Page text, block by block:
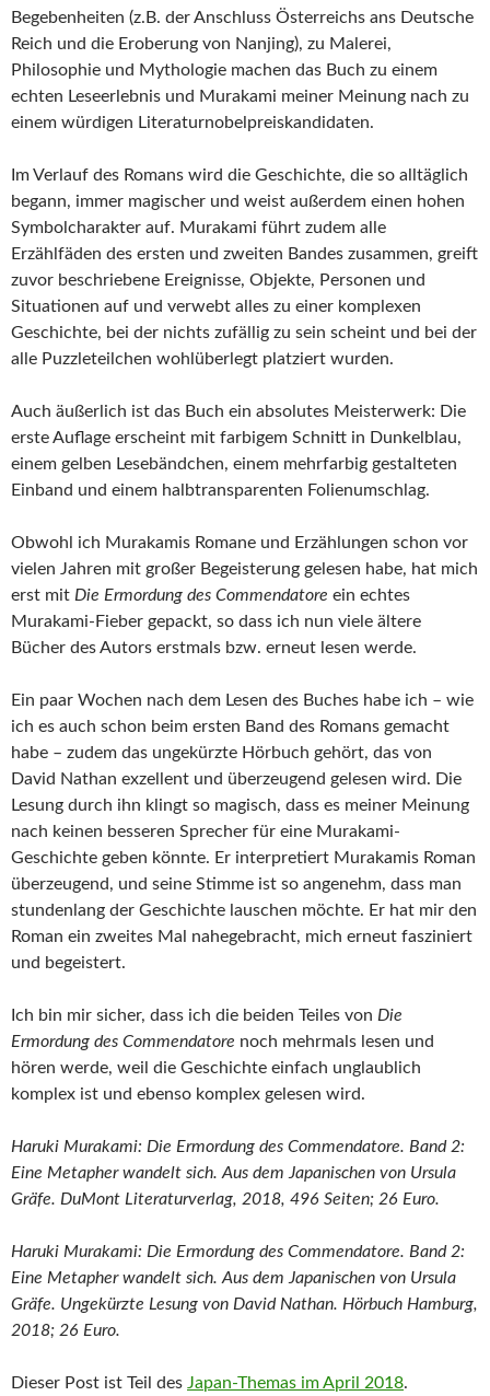
Begebenheiten (z.B. der Anschluss Österreichs ans Deutsche
Reich und die Eroberung von Nanjing), zu Malerei,
Philosophie und Mythologie machen das Buch zu einem
echten Leseerlebnis und Murakami meiner Meinung nach zu
einem würdigen Literaturnobelpreiskandidaten.
Im Verlauf des Romans wird die Geschichte, die so alltäglich
begann, immer magischer und weist außerdem einen hohen
Symbolcharakter auf. Murakami führt zudem alle
Erzählfäden des ersten und zweiten Bandes zusammen, greift
zuvor beschriebene Ereignisse, Objekte, Personen und
Situationen auf und verwebt alles zu einer komplexen
Geschichte, bei der nichts zufällig zu sein scheint und bei der
alle Puzzleteilchen wohlüberlegt platziert wurden.
Auch äußerlich ist das Buch ein absolutes Meisterwerk: Die
erste Auflage erscheint mit farbigem Schnitt in Dunkelblau,
einem gelben Lesebändchen, einem mehrfarbig gestalteten
Einband und einem halbtransparenten Folienumschlag.
Obwohl ich Murakamis Romane und Erzählungen schon vor
vielen Jahren mit großer Begeisterung gelesen habe, hat mich
erst mit Die Ermordung des Commendatore ein echtes
Murakami-Fieber gepackt, so dass ich nun viele ältere
Bücher des Autors erstmals bzw. erneut lesen werde.
Ein paar Wochen nach dem Lesen des Buches habe ich – wie
ich es auch schon beim ersten Band des Romans gemacht
habe – zudem das ungekürzte Hörbuch gehört, das von
David Nathan exzellent und überzeugend gelesen wird. Die
Lesung durch ihn klingt so magisch, dass es meiner Meinung
nach keinen besseren Sprecher für eine Murakami-
Geschichte geben könnte. Er interpretiert Murakamis Roman
überzeugend, und seine Stimme ist so angenehm, dass man
stundenlang der Geschichte lauschen möchte. Er hat mir den
Roman ein zweites Mal nahegebracht, mich erneut fasziniert
und begeistert.
Ich bin mir sicher, dass ich die beiden Teiles von Die
Ermordung des Commendatore noch mehrmals lesen und
hören werde, weil die Geschichte einfach unglaublich
komplex ist und ebenso komplex gelesen wird.
Haruki Murakami: Die Ermordung des Commendatore. Band 2:
Eine Metapher wandelt sich. Aus dem Japanischen von Ursula
Gräfe. DuMont Literaturverlag, 2018, 496 Seiten; 26 Euro.
Haruki Murakami: Die Ermordung des Commendatore. Band 2:
Eine Metapher wandelt sich. Aus dem Japanischen von Ursula
Gräfe. Ungekürzte Lesung von David Nathan. Hörbuch Hamburg,
2018; 26 Euro.
Dieser Post ist Teil des Japan-Themas im April 2018.